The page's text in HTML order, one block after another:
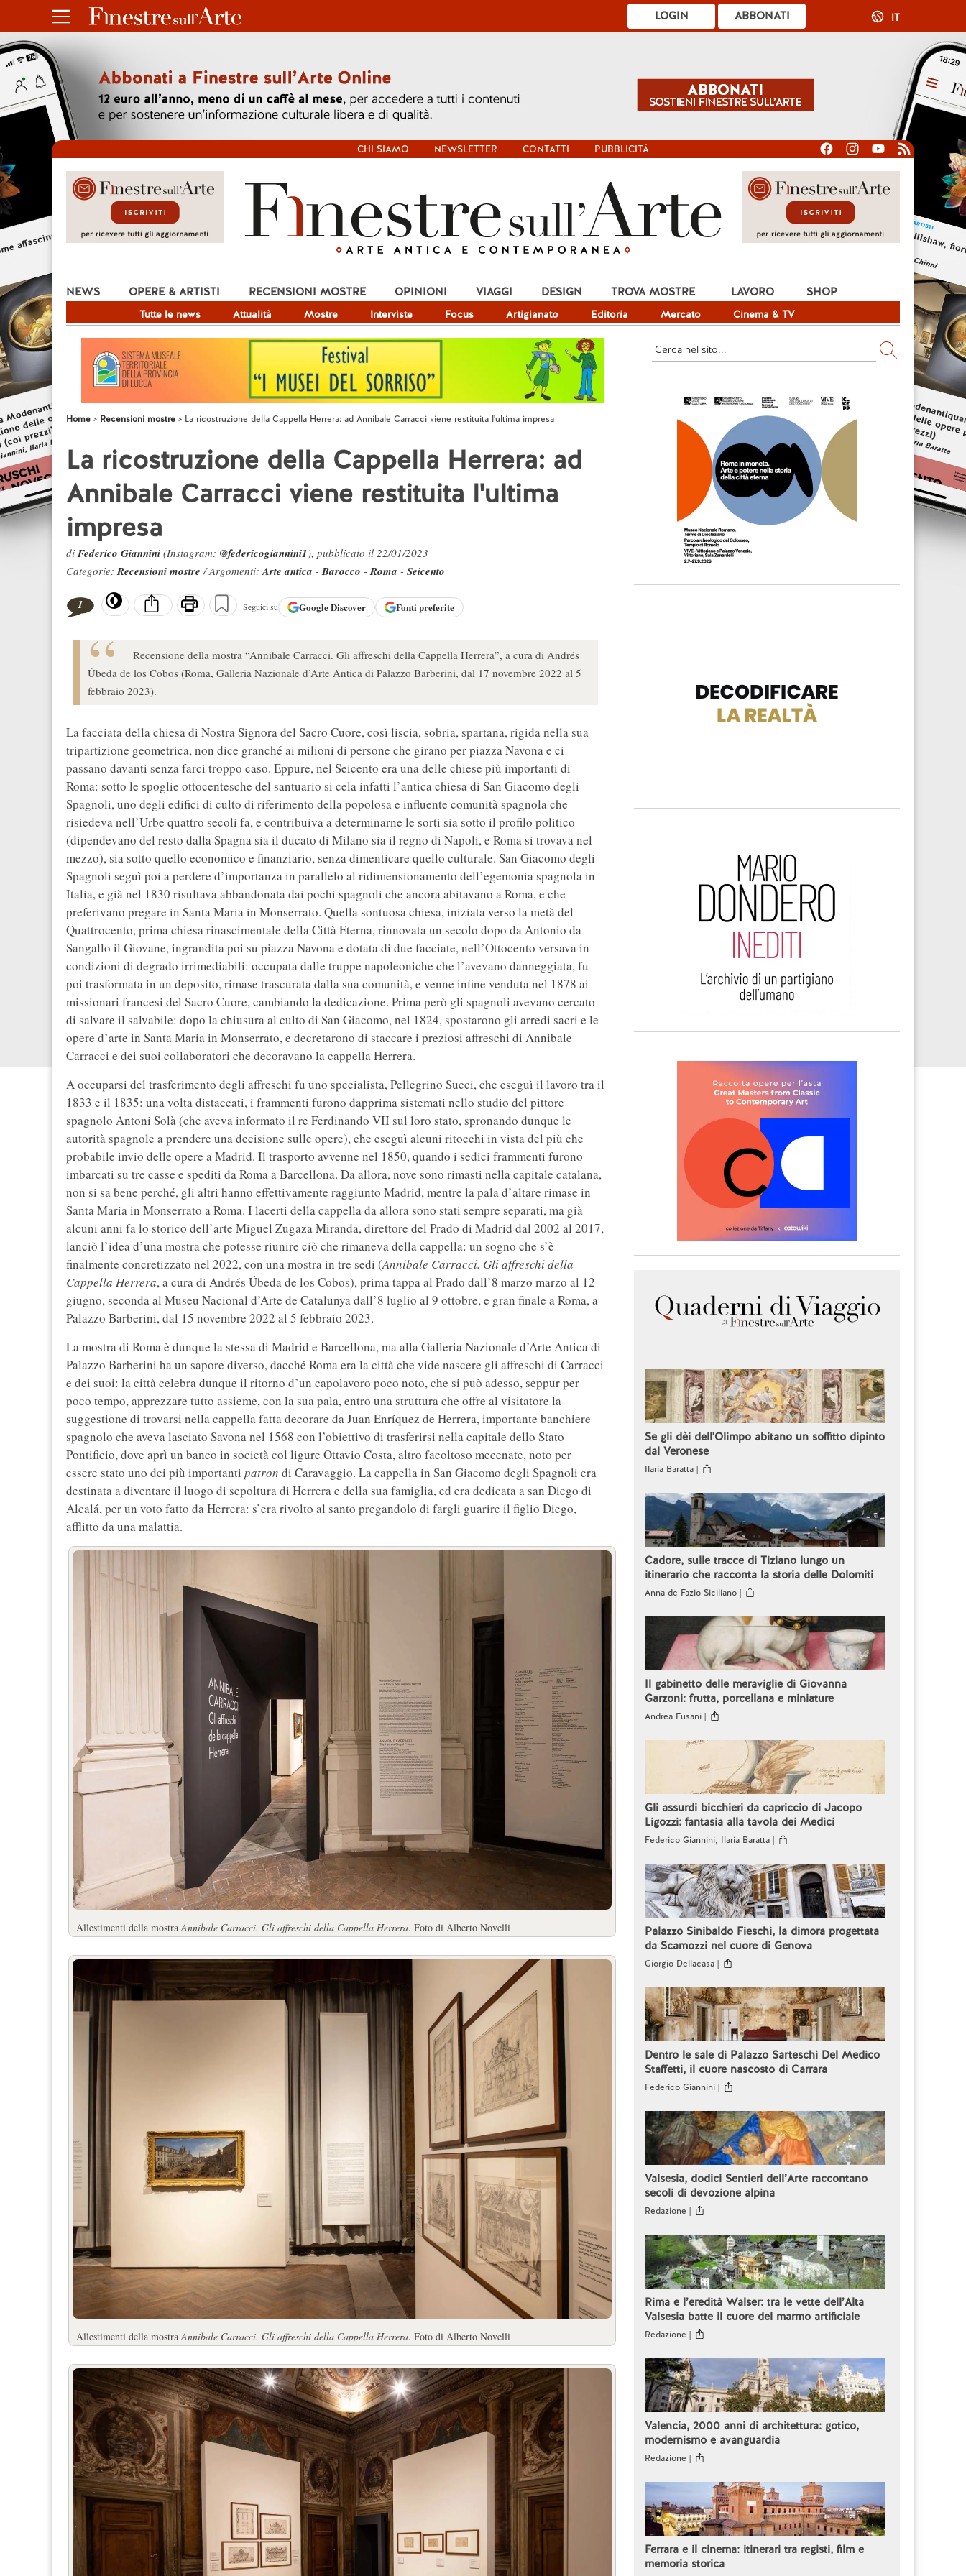
ABBONATI
LOGIN IT
CHI SIAMO NEWSLETTER CONTATTI PUBBLICITÀ
NEWS
Tutte le news Attualità Mostre Interviste Focus Artigianato Editoria Mercato Cinema & TV
OPERE & ARTISTI RECENSIONI MOSTRE OPINIONI VIAGGI DESIGN TROVA MOSTRE LAVORO SHOP
Home Recensioni mostre La ricostruzione della Cappella Herrera: ad Annibale Carracci viene restituita l'ultima impresa
La ricostruzione della Cappella Herrera: ad
Annibale Carracci viene restituita l'ultima
impresa
di Federico Giannini (Instagram: @federicogiannini1), pubblicato il 22/01/2023
Categorie:Recensioni mostre/ Argomenti:Arte antica -Barocco -Roma - Seicento
1 Seguici su GoogleDiscover Fonti preferite
Recensione della mostra “Annibale Carracci. Gli affreschi della Cappella Herrera”, a cura di Andrés
Úbeda de los Cobos (Roma, Galleria Nazionale d’Arte Antica di Palazzo Barberini, dal 17 novembre 2022 al 5
febbraio 2023).
La facciata della chiesa di Nostra Signora del Sacro Cuore, così liscia, sobria, spartana, rigida nella sua
tripartizione geometrica, non dice granché ai milioni di persone che girano per piazza Navona e ci
passano davanti senza farci troppo caso. Eppure, nel Seicento era una delle chiese più importanti di
Roma: sotto le spoglie ottocentesche del santuario si cela infatti l’antica chiesa di San Giacomo degli
Spagnoli, uno degli edifici di culto di riferimento della popolosa e influente comunità spagnola che
risiedeva nell’Urbe quattro secoli fa, e contribuiva a determinarne le sorti sia sotto il profilo politico
(dipendevano del resto dalla Spagna sia il ducato di Milano sia il regno di Napoli, e Roma si trovava nel
mezzo), sia sotto quello economico e finanziario, senza dimenticare quello culturale. San Giacomo degli
Spagnoli seguì poi a perdere d’importanza in parallelo al ridimensionamento dell’egemonia spagnola in
Italia, e già nel 1830 risultava abbandonata dai pochi spagnoli che ancora abitavano a Roma, e che
preferivano pregare in Santa Maria in Monserrato. Quella sontuosa chiesa, iniziata verso la metà del
Quattrocento, prima chiesa rinascimentale della Città Eterna, rinnovata un secolo dopo da Antonio da
Sangallo il Giovane, ingrandita poi su piazza Navona e dotata di due facciate, nell’Ottocento versava in
condizioni di degrado irrimediabili: occupata dalle truppe napoleoniche che l’avevano danneggiata, fu
poi trasformata in un deposito, rimase trascurata dalla sua comunità, e venne infine venduta nel 1878 ai
missionari francesi del Sacro Cuore, cambiando la dedicazione. Prima però gli spagnoli avevano cercato
di salvare il salvabile: dopo la chiusura al culto di San Giacomo, nel 1824, spostarono gli arredi sacri e le
opere d’arte in Santa Maria in Monserrato, e decretarono di staccare i preziosi affreschi di Annibale
Carracci e dei suoi collaboratori che decoravano la cappella Herrera.
A occuparsi del trasferimento degli affreschi fu uno specialista, Pellegrino Succi, che eseguì il lavoro tra il
1833 e il 1835: una volta distaccati, i frammenti furono dapprima sistemati nello studio del pittore
spagnolo Antoni Solà (che aveva informato il re Ferdinando VII sul loro stato, spronando dunque le
autorità spagnole a prendere una decisione sulle opere), che eseguì alcuni ritocchi in vista del più che
probabile invio delle opere a Madrid. Il trasporto avvenne nel 1850, quando i sedici frammenti furono
imbarcati su tre casse e spediti da Roma a Barcellona. Da allora, nove sono rimasti nella capitale catalana,
non si sa bene perché, gli altri hanno effettivamente raggiunto Madrid, mentre la pala d’altare rimase in
Santa Maria in Monserrato a Roma. I lacerti della cappella da allora sono stati sempre separati, ma già
alcuni anni fa lo storico dell’arte Miguel Zugaza Miranda, direttore del Prado di Madrid dal 2002 al 2017,
lanciò l’idea d’una mostra che potesse riunire ciò che rimaneva della cappella: un sogno che s’è
finalmente concretizzato nel 2022, con una mostra in tre sedi (Annibale Carracci. Gli affreschi della
Cappella Herrera, a cura di Andrés Úbeda de los Cobos), prima tappa al Prado dall’8 marzo marzo al 12
giugno, seconda al Museu Nacional d’Arte de Catalunya dall’8 luglio al 9 ottobre, e gran finale a Roma, a
Palazzo Barberini, dal 15 novembre 2022 al 5 febbraio 2023.
La mostra di Roma è dunque la stessa di Madrid e Barcellona, ma alla Galleria Nazionale d’Arte Antica di
Palazzo Barberini ha un sapore diverso, dacché Roma era la città che vide nascere gli affreschi di Carracci
e dei suoi: la città celebra dunque il ritorno d’un capolavoro poco noto, che si può adesso, seppur per
poco tempo, apprezzare tutto assieme, con la sua pala, entro una struttura che offre al visitatore la
suggestione di trovarsi nella cappella fatta decorare da Juan Enríquez de Herrera, importante banchiere
spagnolo che aveva lasciato Savona nel 1568 con l’obiettivo di trasferirsi nella capitale dello Stato
Pontificio, dove aprì un banco in società col ligure Ottavio Costa, altro facoltoso mecenate, noto per
essere stato uno dei più importanti patron di Caravaggio. La cappella in San Giacomo degli Spagnoli era
destinata a diventare il luogo di sepoltura di Herrera e della sua famiglia, ed era dedicata a san Diego di
Alcalá, per un voto fatto da Herrera: s’era rivolto al santo pregandolo di fargli guarire il figlio Diego,
afflitto da una malattia.
Allestimenti della mostraAnnibale Carracci. Gli affreschi della Cappella Herrera. Foto di Alberto Novelli
Allestimenti della mostraAnnibale Carracci. Gli affreschi della Cappella Herrera. Foto di Alberto Novelli
Se gli dèi dell'Olimpo abitano un soffitto dipinto
dal Veronese
Ilaria Baratta |
Cadore, sulle tracce di Tiziano lungo un
itinerario che racconta la storia delle Dolomiti
Anna de Fazio Siciliano |
Il gabinetto delle meraviglie di Giovanna
Garzoni: frutta, porcellana e miniature
Andrea Fusani |
Gli assurdi bicchieri da capriccio di Jacopo
Ligozzi: fantasia alla tavola dei Medici
Federico Giannini, Ilaria Baratta |
Palazzo Sinibaldo Fieschi, la dimora progettata
da Scamozzi nel cuore di Genova
Giorgio Dellacasa |
Dentro le sale di Palazzo Sarteschi Del Medico
Staffetti, il cuore nascosto di Carrara
Federico Giannini |
Valsesia, dodici Sentieri dell’Arte raccontano
secoli di devozione alpina
Redazione |
Rima e l’eredità Walser: tra le vette dell’Alta
Valsesia batte il cuore del marmo artificiale
Redazione |
Valencia, 2000 anni di architettura: gotico,
modernismo e avanguardia
Redazione |
Ferrara e il cinema: itinerari tra registi, film e
memoria storica